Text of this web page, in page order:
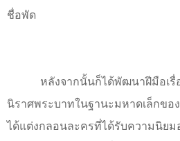
ชื่อพัด
หลังจากนั้นก็ได้พัฒนาฝีมือเรื่
นิราศพระบาทในฐานะมหาดเล็กขอ
ได้แต่งกลอนละครที่ได้รับความนิยม